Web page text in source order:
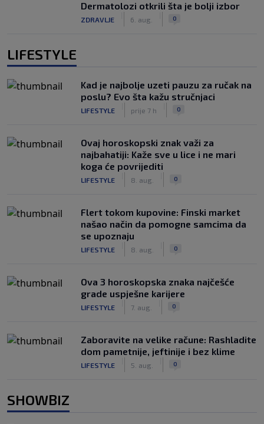
Dermatolozi otkrili šta je bolji izbor
ZDRAVLJE 6. aug. 0
LIFESTYLE
Kad je najbolje uzeti pauzu za ručak na
poslu? Evo šta kažu stručnjaci
LIFESTYLE prije 7 h 0
Ovaj horoskopski znak važi za
najbahatiji: Kaže sve u lice i ne mari
koga će povrijediti
LIFESTYLE 8. aug. 0
Flert tokom kupovine: Finski market
našao način da pomogne samcima da
se upoznaju
LIFESTYLE 8. aug. 0
Ova 3 horoskopska znaka najčešće
grade uspješne karijere
LIFESTYLE 7. aug. 0
Zaboravite na velike račune: Rashladite
dom pametnije, jeftinije i bez klime
LIFESTYLE 5. aug. 0
SHOWBIZ